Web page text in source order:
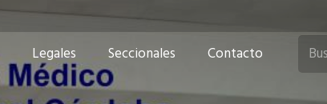
Legales Seccionales Contacto